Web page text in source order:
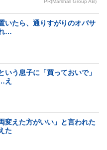
PR(Marshall Group AB)
いたら、通りすがりのオバサ
…
いう息子に「買っておいで」
え
変えた方がいい」と言われた
た